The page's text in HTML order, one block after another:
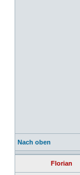
Nach oben
Florian